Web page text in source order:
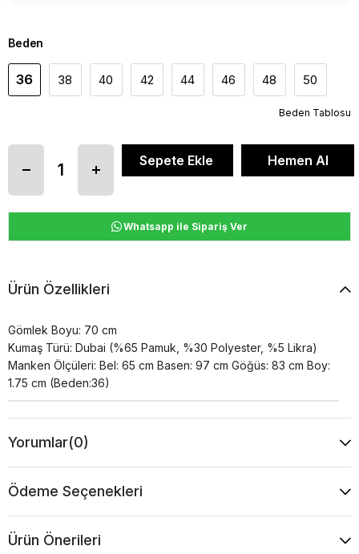
Beden
36 38 40 42 44 46 48 50
Beden Tablosu
Whatsapp ile Sipariş Ver
Ürün Özellikleri
Gömlek Boyu: 70 cm
Kumaş Türü: Dubai (%65 Pamuk, %30 Polyester, %5 Likra)
Manken Ölçüleri: Bel: 65 cm Basen: 97 cm Göğüs: 83 cm Boy:
1.75 cm (Beden:36)
Yorumlar(0)
Ödeme Seçenekleri
Ürün Önerileri